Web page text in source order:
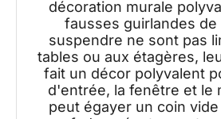
décoration murale
fausses guirlandes de
suspendre ne sont pas
tables ou aux étagères,
fait un décor polyvalent
d'entrée, la fenêtre et le
peut égayer un coin